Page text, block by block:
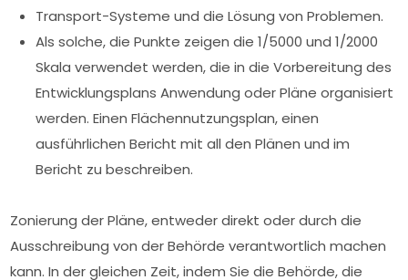
Transport-Systeme und die Lösung von Problemen.
Als solche, die Punkte zeigen die 1/5000 und 1/2000
Skala verwendet werden, die in die Vorbereitung des
Entwicklungsplans Anwendung oder Pläne organisiert
werden. Einen Flächennutzungsplan, einen
ausführlichen Bericht mit all den Plänen und im
Bericht zu beschreiben.
Zonierung der Pläne, entweder direkt oder durch die
Ausschreibung von der Behörde verantwortlich machen
kann. In der gleichen Zeit, indem Sie die Behörde, die